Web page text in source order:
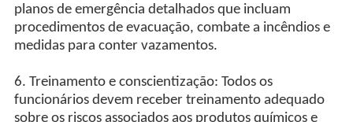
planos de emergência detalhados que incluam
procedimentos de evacuação, combate a incêndios e
medidas para conter vazamentos.
6. Treinamento e conscientização: Todos os
funcionários devem receber treinamento adequado
sobre os riscos associados aos produtos químicos e